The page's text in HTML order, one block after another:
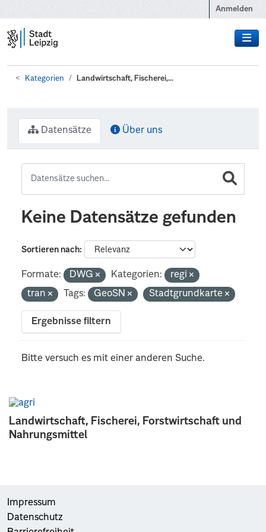
Anmelden
Kategorien Landwirtschaft, Fischerei,...
Landwirtschaft, Fischerei, Forstwirtschaft und
Nahrungsmittel
Datensätze Über uns
Keine Datensätze gefunden
Sortieren nach
Formate: DWG Kategorien:
regi
tran
Tags: GeoSN Stadtgrundkarte
Ergebnisse filtern
Bitte versuch es mit einer anderen Suche.
Impressum
Datenschutz